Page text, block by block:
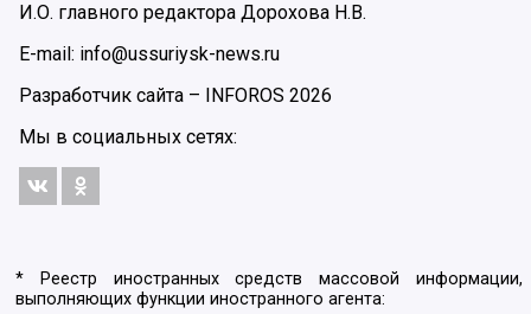
И.О. главного редактора Дорохова Н.В.
E-mail: info@ussuriysk-news.ru
Разработчик сайта –
INFOROS 2026
Мы в социальных сетях:
* Реестр иностранных средств массовой информации,
выполняющих функции иностранного агента: